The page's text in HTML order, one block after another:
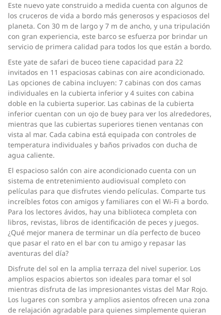
Este nuevo yate construido a medida cuenta con algunos de
los cruceros de vida a bordo más generosos y espaciosos del
planeta. Con 30 m de largo y 7 m de ancho, y una tripulación
con gran experiencia, este barco se esfuerza por brindar un
servicio de primera calidad para todos los que están a bordo.
Este yate de safari de buceo tiene capacidad para 22
invitados en 11 espaciosas cabinas con aire acondicionado.
Las opciones de cabina incluyen: 7 cabinas con dos camas
individuales en la cubierta inferior y 4 suites con cabina
doble en la cubierta superior. Las cabinas de la cubierta
inferior cuentan con un ojo de buey para ver los alrededores,
mientras que las cubiertas superiores tienen ventanas con
vista al mar. Cada cabina está equipada con controles de
temperatura individuales y baños privados con ducha de
agua caliente.
El espacioso salón con aire acondicionado cuenta con un
sistema de entretenimiento audiovisual completo con
películas para que disfrutes viendo películas. Comparte tus
increíbles fotos con amigos y familiares con el Wi-Fi a bordo.
Para los lectores ávidos, hay una biblioteca completa con
libros, revistas, libros de identificación de peces y juegos.
¿Qué mejor manera de terminar un día perfecto de buceo
que pasar el rato en el bar con tu amigo y repasar las
aventuras del día?
Disfrute del sol en la amplia terraza del nivel superior. Los
amplios espacios abiertos son ideales para tomar el sol
mientras disfruta de las impresionantes vistas del Mar Rojo.
Los lugares con sombra y amplios asientos ofrecen una zona
de relajación agradable para quienes simplemente quieran